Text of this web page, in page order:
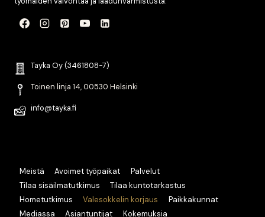
Tayka Oy (3461808-7)
Toinen linja 14, 00530 Helsinki
info@tayka.fi
Meistä Avoimet työpaikat
Palvelut
Tilaa sisäilmatutkimus
Tilaa kuntotarkastus
Hometutkimus
Valesokkelin korjaus
Paikkakunnat
Mediassa
Asiantuntijat Kokemuksia